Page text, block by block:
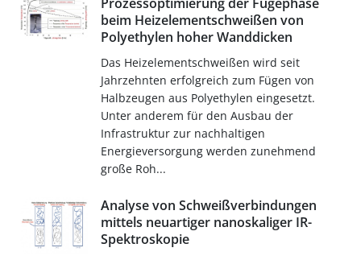
beim Heizelementschweißen von
Polyethylen hoher Wanddicken
Das Heizelementschweißen wird seit
Jahrzehnten erfolgreich zum Fügen von
Halbzeugen aus Polyethylen eingesetzt.
Unter anderem für den Ausbau der
Infrastruktur zur nachhaltigen
Energieversorgung werden zunehmend
große Roh...
Analyse von Schweißverbindungen
mittels neuartiger nanoskaliger IR-
Spektroskopie